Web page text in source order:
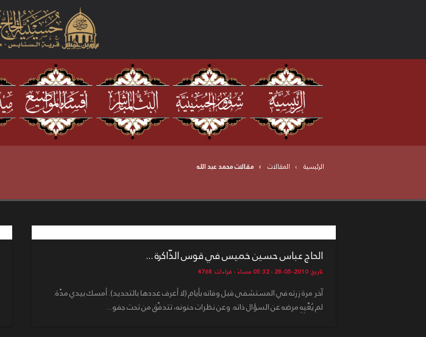
الرئيسية المقالات مقالات محمد عبد الله
الحاج عباس حسين خميس في قوس الذّاكرة ...
تاريخ: 2010-05-28 - 05:32 مساءً - قراءات: 4768
آخر مرة زرته في المستشفى قبل وفاته بأيام (لا أعرف عددها بالتحديد). أمسك بيدي مدّة.
لم يُعْيِهِ مرضه عن السؤال ذاته. وعن نظرات حنونه، تتدفّق من تحت جفو...